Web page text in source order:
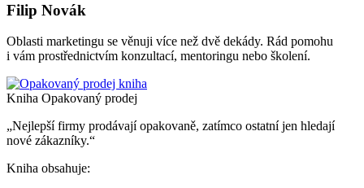
Filip Novák
Oblasti marketingu se věnuji více než dvě dekády. Rád pomohu
i vám prostřednictvím konzultací, mentoringu nebo školení.
Kniha Opakovaný prodej
„Nejlepší firmy prodávají opakovaně, zatímco ostatní jen hledají
nové zákazníky.“
Kniha obsahuje: